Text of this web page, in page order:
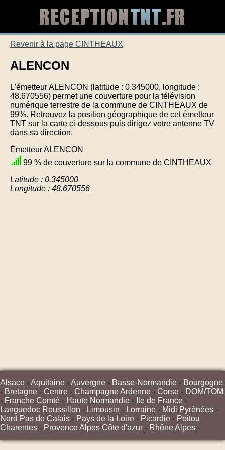
Revenir à la page CINTHEAUX
ALENCON
L'émetteur ALENCON (latitude : 0.345000, longitude :
48.670556) permet une couverture pour la télévision
numérique terrestre de la commune de CINTHEAUX de
99%. Retrouvez la position géographique de cet émetteur
TNT sur la carte ci-dessous puis dirigez votre antenne TV
dans sa direction.
Émetteur ALENCON
99 % de couverture sur la commune de CINTHEAUX
Latitude : 0.345000
Longitude : 48.670556
Alsace -Aquitaine -Auvergne - Basse-Normandie - Bourgogne
- Bretagne - Centre - Champagne Ardenne - Corse - DOM/TOM
- Franche Comté - Haute Normandie - Ile de France -
Languedoc Roussillon - Limousin - Lorraine - Midi Pyrénées -
Nord Pas de Calais - Pays de la Loire - Picardie - Poitou
Charentes - Provence Alpes Côte d'azur - Rhône Alpes -